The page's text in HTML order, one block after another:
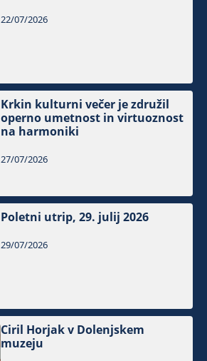
22/07/2026
Krkin kulturni večer je združil
operno umetnost in virtuoznost
na harmoniki
27/07/2026
Poletni utrip, 29. julij 2026
29/07/2026
Ciril Horjak v Dolenjskem
muzeju